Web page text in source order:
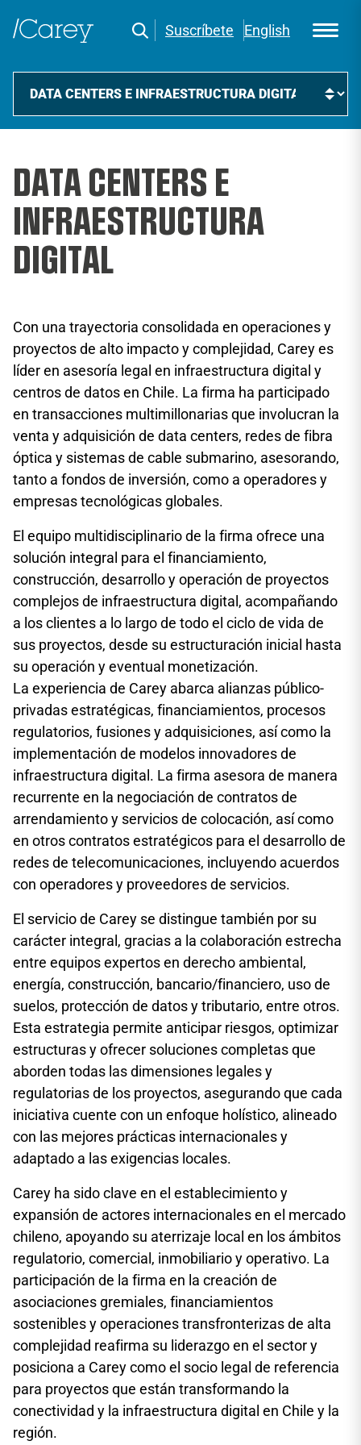
Suscríbete English
DATA CENTERS E
INFRAESTRUCTURA
DIGITAL
Con una trayectoria consolidada en operaciones y
proyectos de alto impacto y complejidad, Carey es
líder en asesoría legal en infraestructura digital y
centros de datos en Chile. La firma ha participado
en transacciones multimillonarias que involucran la
venta y adquisición de data centers, redes de fibra
óptica y sistemas de cable submarino, asesorando,
tanto a fondos de inversión, como a operadores y
empresas tecnológicas globales.
El equipo multidisciplinario de la firma ofrece una
solución integral para el financiamiento,
construcción, desarrollo y operación de proyectos
complejos de infraestructura digital, acompañando
a los clientes a lo largo de todo el ciclo de vida de
sus proyectos, desde su estructuración inicial hasta
su operación y eventual monetización.
La experiencia de Carey abarca alianzas público-
privadas estratégicas, financiamientos, procesos
regulatorios, fusiones y adquisiciones, así como la
implementación de modelos innovadores de
infraestructura digital. La firma asesora de manera
recurrente en la negociación de contratos de
arrendamiento y servicios de colocación, así como
en otros contratos estratégicos para el desarrollo de
redes de telecomunicaciones, incluyendo acuerdos
con operadores y proveedores de servicios.
El servicio de Carey se distingue también por su
carácter integral, gracias a la colaboración estrecha
entre equipos expertos en derecho ambiental,
energía, construcción, bancario/financiero, uso de
suelos, protección de datos y tributario, entre otros.
Esta estrategia permite anticipar riesgos, optimizar
estructuras y ofrecer soluciones completas que
aborden todas las dimensiones legales y
regulatorias de los proyectos, asegurando que cada
iniciativa cuente con un enfoque holístico, alineado
con las mejores prácticas internacionales y
adaptado a las exigencias locales.
Carey ha sido clave en el establecimiento y
expansión de actores internacionales en el mercado
chileno, apoyando su aterrizaje local en los ámbitos
regulatorio, comercial, inmobiliario y operativo. La
participación de la firma en la creación de
asociaciones gremiales, financiamientos
sostenibles y operaciones transfronterizas de alta
complejidad reafirma su liderazgo en el sector y
posiciona a Carey como el socio legal de referencia
para proyectos que están transformando la
conectividad y la infraestructura digital en Chile y la
región.